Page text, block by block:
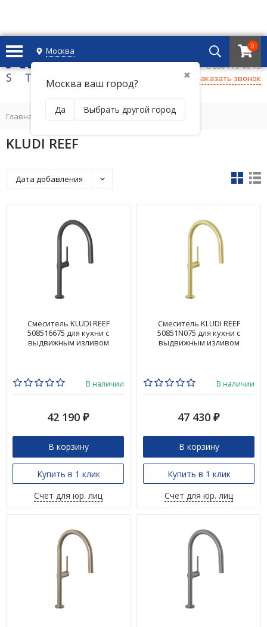
Москва
✖
Москва ваш город?
Да Выбрать другой город
0
+7 495 221 69 55
8 800-775-06-73
Заказать звонок
Главная
KLUDI REEF
Дата добавления
Смеситель KLUDI REEF
508516675 для кухни с
выдвижным изливом
В наличии
42 190 ₽
В корзину
Купить в 1 клик
Счет для юр. лиц
Смеситель KLUDI REEF
50851N075 для кухни с
выдвижным изливом
В наличии
47 430 ₽
В корзину
Купить в 1 клик
Счет для юр. лиц